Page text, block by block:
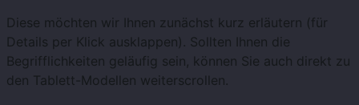
Diese möchten wir Ihnen zunächst kurz erläutern (für
Details per Klick ausklappen). Sollten Ihnen die
Begrifflichkeiten geläufig sein, können Sie auch direkt zu
den Tablett-Modellen weiterscrollen.